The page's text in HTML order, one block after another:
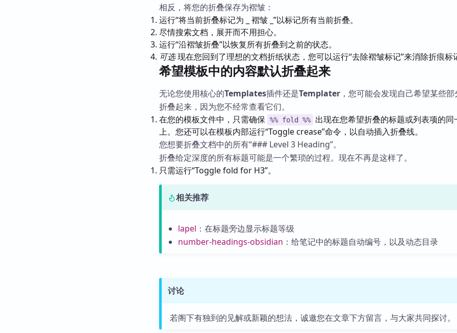
相反，将您的折叠保存为褶皱：
运行“将当前折叠标记为 _ 褶皱 _”以标记所有当前折叠。
尽情搜索文档，展开而不用担心。
运行“沿褶皱折叠”以恢复所有折叠到之前的状态。
可选现在您回到了理想的文档折纸状态，您可以运行“去除褶皱标记”来消除折痕标
希望模板中的内容默认折叠起来
无论您使用核心的Templates插件还是Templater ，您可能会发现自己希望某些
折叠起来，因为您不经常查看它们。
在您的模板文件中，只需确保 %% fold %%
出现在您希望折叠的标题或列表项的同
上。您还可以在模板内部运行“Toggle crease”命令，以自动插入折叠线。
您想要折叠文档中的所有“### Level 3 Heading”。
折叠给定深度的所有标题可能是一个繁琐的过程。现在不再是这样了。
只需运行“Toggle fold for H3”。
相关推荐
lapel ：在标题旁边显示标题等级
number-headings-obsidian ：给笔记中的标题自动编号，以及动态目录
讨论
若阁下有独到的见解或新颖的想法，诚邀您在文章下方留言，与大家共同探讨。